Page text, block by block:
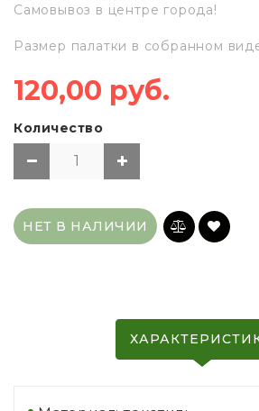
Самовывоз в центре города!
Размер палатки в собранном
120,00 руб.
Количество
НЕТ В НАЛИЧИИ